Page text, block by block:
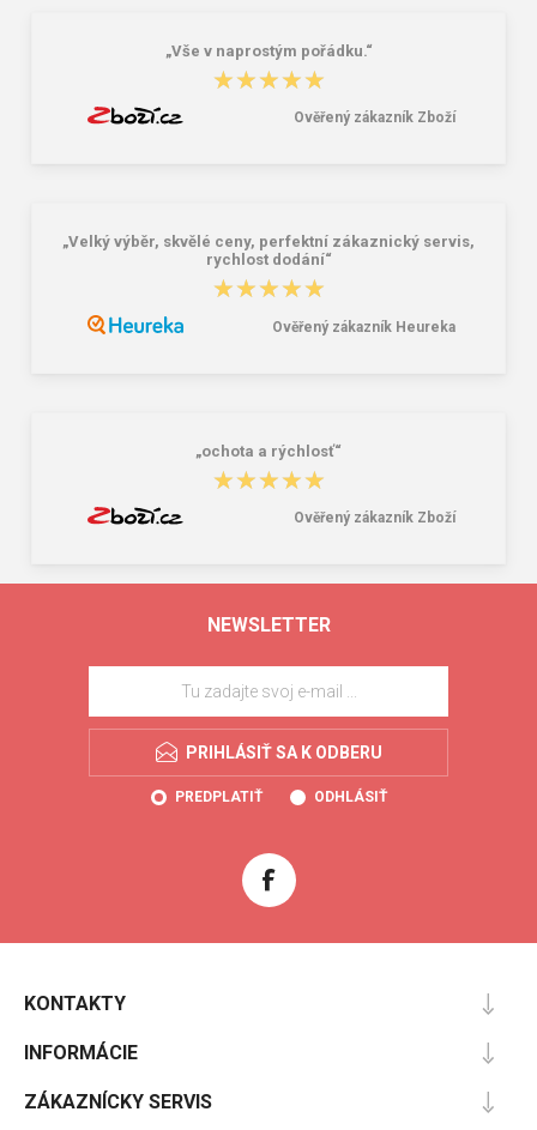
„Vše v naprostým pořádku.“
★★★★★
★★★★★
Ověřený zákazník Zboží
„Velký výběr, skvělé ceny, perfektní zákaznický servis,
rychlost dodání“
★★★★★
★★★★★
Ověřený zákazník Heureka
„ochota a rýchlosť“
★★★★★
★★★★★
Ověřený zákazník Zboží
NEWSLETTER
PRIHLÁSIŤ SA K ODBERU
PREDPLATIŤ ODHLÁSIŤ
KONTAKTY
INFORMÁCIE
ZÁKAZNÍCKY SERVIS